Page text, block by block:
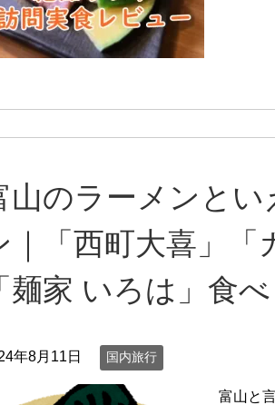
山のラーメンと
｜「西町大喜」「
麺家 いろは」食
年8月11日 国内旅行
富山と